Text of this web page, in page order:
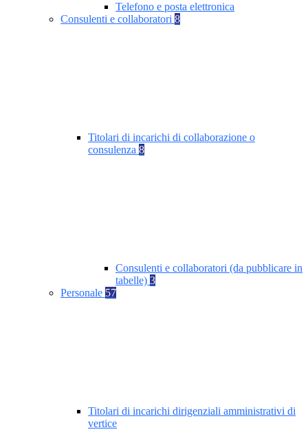
Telefono e posta elettronica
Consulenti e collaboratori 8
Titolari di incarichi di collaborazione o
consulenza 8
Consulenti e collaboratori (da pubblicare in
tabelle) 3
Personale 57
Titolari di incarichi dirigenziali amministrativi di
vertice